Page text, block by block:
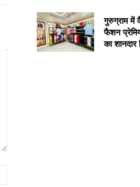
गुरुग्राम में
फैशन
का